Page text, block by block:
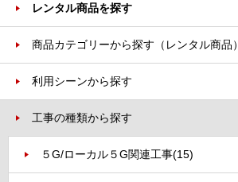
レンタル商品を探す
商品カテゴリーから探す（レンタル商品）
利用シーンから探す
工事の種類から探す
５G/ローカル５G関連工事(15)